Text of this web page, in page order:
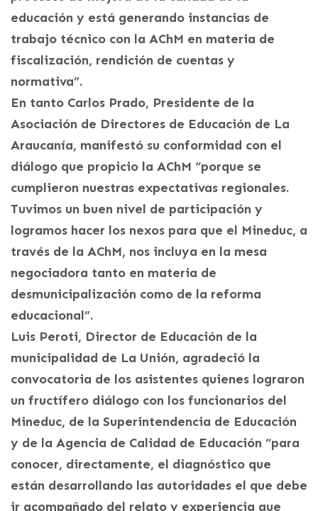
educación y está generando instancias de
trabajo técnico con la AChM en materia de
fiscalización, rendición de cuentas y
normativa”.
En tanto Carlos Prado, Presidente de la
Asociación de Directores de Educación de La
Araucanía, manifestó su conformidad con el
diálogo que propicio la AChM “porque se
cumplieron nuestras expectativas regionales.
Tuvimos un buen nivel de participación y
logramos hacer los nexos para que el Mineduc, a
través de la AChM, nos incluya en la mesa
negociadora tanto en materia de
desmunicipalización como de la reforma
educacional”.
Luis Peroti, Director de Educación de la
municipalidad de La Unión, agradeció la
convocatoria de los asistentes quienes lograron
un fructífero diálogo con los funcionarios del
Mineduc, de la Superintendencia de Educación
y de la Agencia de Calidad de Educación “para
conocer, directamente, el diagnóstico que
están desarrollando las autoridades el que debe
ir acompañado del relato y experiencia que